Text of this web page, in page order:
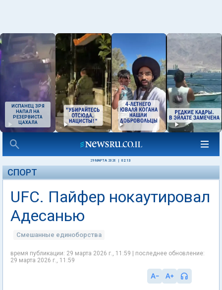
ИСПАНЕЦ ЗРЯ
НАПАЛ НА
РЕЗЕРВИСТА
ЦАХАЛА
29 МАРТА 2026 02:13
СПОРТ
UFC. Пайфер нокаутировал
Адесанью
Смешанные единоборства
время публикации: 29 марта 2026 г., 11:59 | последнее обновление:
29 марта 2026 г., 11:59